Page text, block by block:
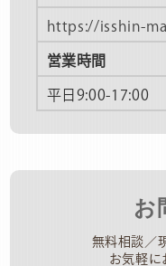
https://isshin-
営業時間
平日9:00-17:00
お
無料相談／
お気軽に